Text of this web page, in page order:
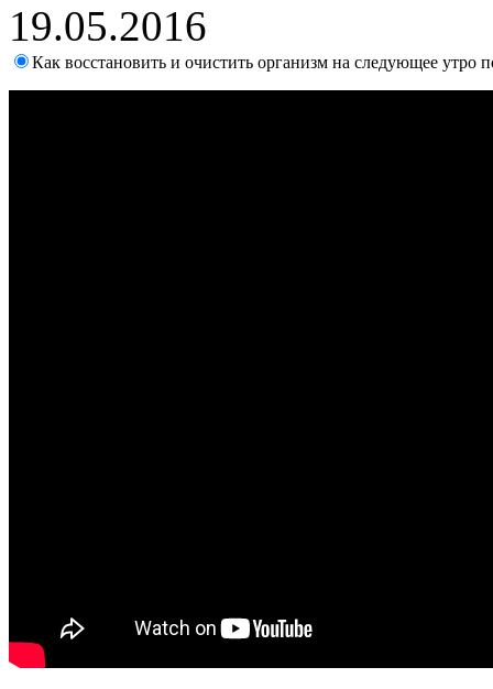
19.05.2016
Как восстановить и очистить организм на следующее утро